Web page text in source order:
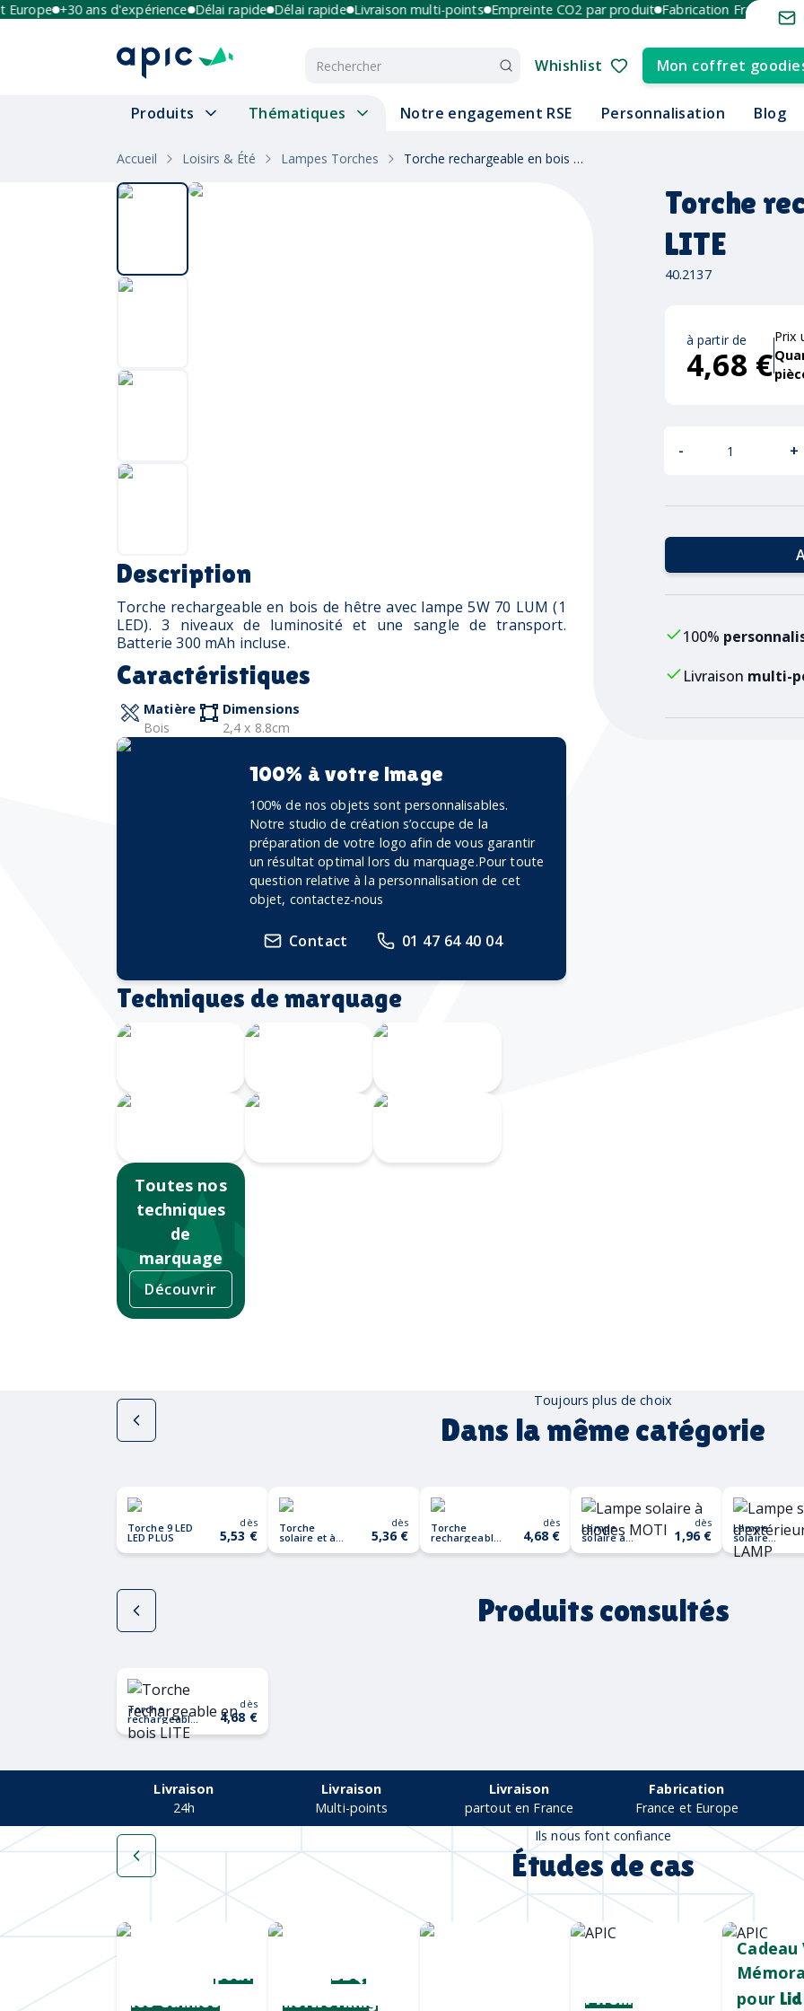
+30 ans d'expérience Délai rapide Délai rapide Livraison multi-points Empreinte CO2 par produit Fabrication France et
Whishlist Mon coffret
Produits Thématiques Notre engagement RSE Personnalisation Blog
Accueil Loisirs & Été Lampes Torches Torche rechargeable en bois LITE
Description
Torche rechargeable en bois de hêtre avec lampe 5W 70 LUM (1
LED). 3 niveaux de luminosité et une sangle de transport.
Batterie 300 mAh incluse.
Caractéristiques
Matière
Bois
Dimensions
2,4 x 8.8cm
100% à votre image
100% de nos objets sont personnalisables.
Notre studio de création s’occupe de la
préparation de votre logo afin de vous garantir
un résultat optimal lors du marquage.Pour toute
question relative à la personnalisation de cet
objet, contactez-nous
Contact 01 47 64 40 04
Techniques de marquage
Toutes nos
techniques
de
marquage
Découvrir
Torche
LITE
40.2137
à partir de
4,68 €
Prix
- +
100%
Livraison multi-
Toujours plus de choix
Dans la même catégorie
Torche 9 LED
LED PLUS
dès
5,53 € Torche
solaire et à
DYNASOL
dès
5,36 € Torche
rechargeable
en bois LITE
dès
4,68 € Lampe
solaire à
dès
1,96 € Lampe
solaire
d'extérieur
POT LAMP
Produits consultés
Torche
rechargeable
en bois LITE
dès
4,68 €
Livraison
24h
Livraison
Multi-points
Livraison
partout en France
Fabrication
France et Europe
Ils nous font confiance
Études de cas
pour
les Cannes
BBQ
networking
Pirelli
Cadeau
pour